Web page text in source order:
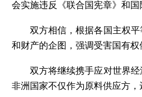
会实施违反《联合国宪章》和
双方相信，根据各国主权
和财产的企图，强调受害国有
双方将继续携手应对世界
非洲国家不仅作为原料供应方